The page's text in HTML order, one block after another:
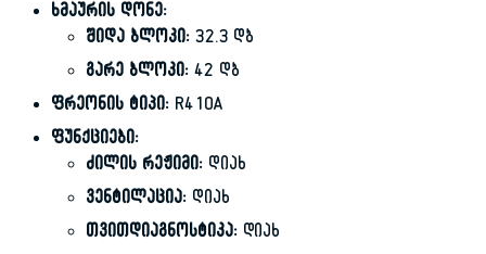
ხმაურის დონე:
შიდა ბლოკი:32.3 დბ
გარე ბლოკი:42 დბ
ფრეონის ტიპი:R410A
ფუნქციები:
ძილის რეჟიმი:დიახ
ვენტილაცია:დიახ
თვითდიაგნოსტიკა:დიახ